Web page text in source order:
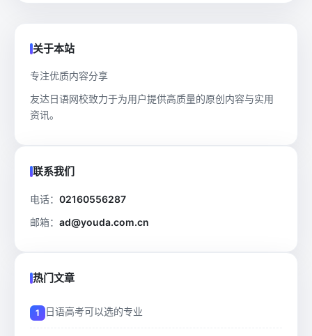
关于本站
专注优质内容分享
友达日语网校致力于为用户提供高质量的原创内容与实用
资讯。
联系我们
电话： 02160556287
邮箱： ad@youda.com.cn
热门文章
日语高考可以选的专业